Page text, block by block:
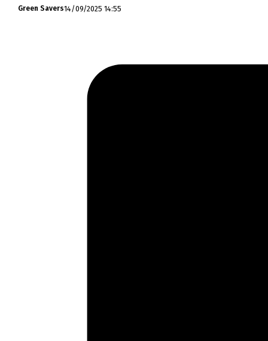
Green Savers14/09/2025 14:55